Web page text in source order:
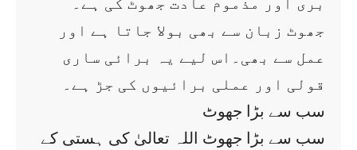
جھوٹ زبان سے بھی بولا جاتا ہے اور
عمل سے بھی۔اس لیے یہ برائی ساری
قولی اور عملی برائیوں کی جڑ ہے۔
سب سے بڑا جھوٹ
سب سے بڑا جھوٹ اللہ تعالیٰ کی ہستی کے